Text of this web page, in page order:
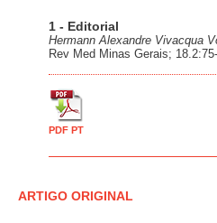
1 - Editorial
Hermann Alexandre Vivacqua
Rev Med Minas Gerais;
PDF PT
ARTIGO ORIGINAL